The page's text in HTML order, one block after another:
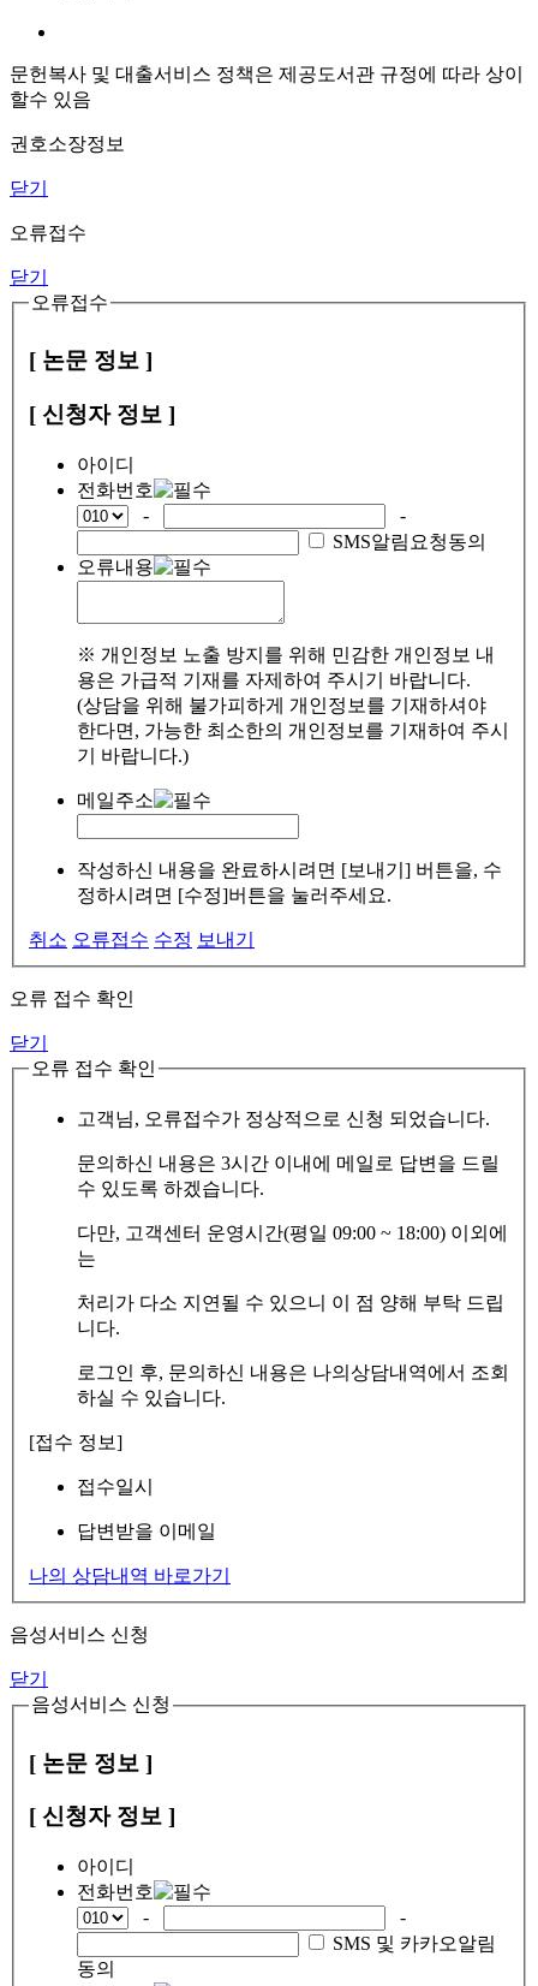
문헌복사 및 대출서비스 정책은 제공도서관 규정에 따라 상이
할수 있음
권호소장정보
닫기
오류접수
닫기
오류접수
[ 논문 정보 ]
[ 신청자 정보 ]
아이디
전화번호
-
-
SMS알림요청동의
오류내용
※ 개인정보 노출 방지를 위해 민감한 개인정보 내
용은 가급적 기재를 자제하여 주시기 바랍니다.
(상담을 위해 불가피하게 개인정보를 기재하셔야
한다면, 가능한 최소한의 개인정보를 기재하여 주시
기 바랍니다.)
메일주소
작성하신 내용을 완료하시려면 [보내기] 버튼을, 수
정하시려면 [수정]버튼을 눌러주세요.
취소 오류접수 수정 보내기
오류 접수 확인
닫기
오류 접수 확인
고객님, 오류접수가 정상적으로 신청 되었습니다.
문의하신 내용은 3시간 이내에 메일로 답변을 드릴
수 있도록 하겠습니다.
다만, 고객센터 운영시간(평일 09:00 ~ 18:00) 이외에
는
처리가 다소 지연될 수 있으니 이 점 양해 부탁 드립
니다.
로그인 후, 문의하신 내용은 나의상담내역에서 조회
하실 수 있습니다.
[접수 정보]
접수일시
답변받을 이메일
나의 상담내역 바로가기
음성서비스 신청
닫기
음성서비스 신청
[ 논문 정보 ]
[ 신청자 정보 ]
아이디
전화번호
-
-
SMS 및 카카오알림
동의